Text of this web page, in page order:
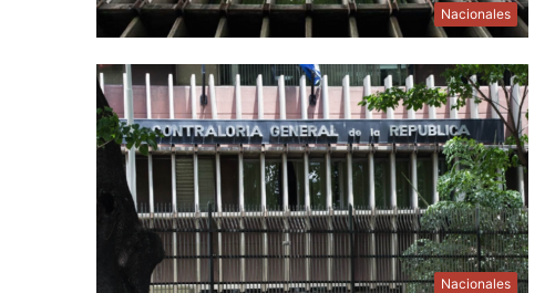
Nacionales
Nacionales